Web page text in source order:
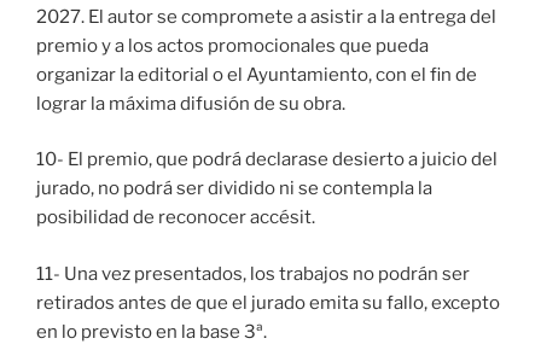
2027. El autor se compromete a asistir a la entrega del
premio y a los actos promocionales que pueda
organizar la editorial o el Ayuntamiento, con el fin de
lograr la máxima difusión de su obra.
10- El premio, que podrá declarase desierto a juicio del
jurado, no podrá ser dividido ni se contempla la
posibilidad de reconocer accésit.
11- Una vez presentados, los trabajos no podrán ser
retirados antes de que el jurado emita su fallo, excepto
en lo previsto en la base 3ª.